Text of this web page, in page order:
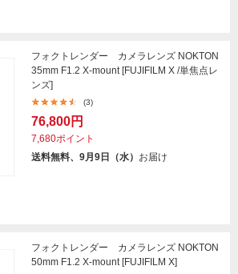
フォクトレンダー カメラレンズ NOKTON
35mm F1.2 X-mount [FUJIFILM X /単焦点レ
ンズ]
(3)
76,800円
7,680ポイント
送料無料、9月9日（水） お届け
フォクトレンダー カメラレンズ NOKTON
50mm F1.2 X-mount [FUJIFILM X]